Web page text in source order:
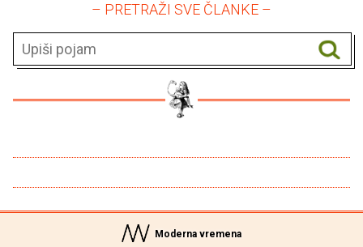
– PRETRAŽI SVE ČLANKE –
Moderna vremena